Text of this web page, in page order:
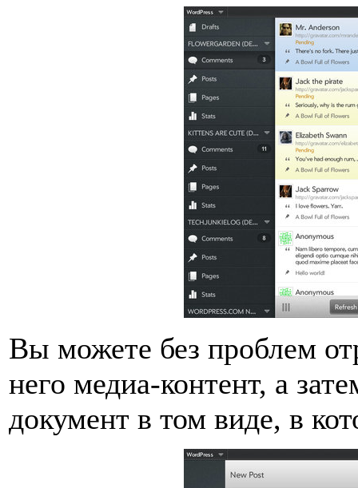
Вы можете без проблем
него медиа-контент, а
документ в том виде, в